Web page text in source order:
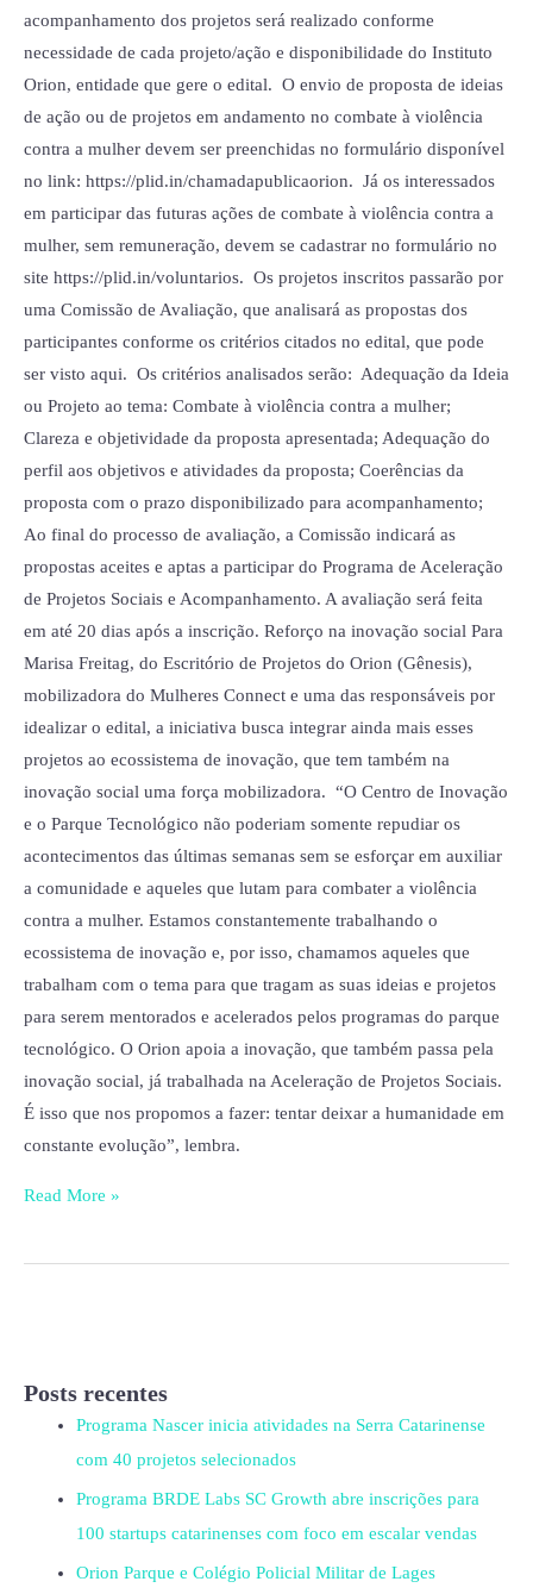
acompanhamento dos projetos será realizado conforme
necessidade de cada projeto/ação e disponibilidade do Instituto
Orion, entidade que gere o edital. O envio de proposta de ideias
de ação ou de projetos em andamento no combate à violência
contra a mulher devem ser preenchidas no formulário disponível
no link: https://plid.in/chamadapublicaorion. Já os interessados
em participar das futuras ações de combate à violência contra a
mulher, sem remuneração, devem se cadastrar no formulário no
site https://plid.in/voluntarios. Os projetos inscritos passarão por
uma Comissão de Avaliação, que analisará as propostas dos
participantes conforme os critérios citados no edital, que pode
ser visto aqui. Os critérios analisados serão: Adequação da Ideia
ou Projeto ao tema: Combate à violência contra a mulher;
Clareza e objetividade da proposta apresentada; Adequação do
perfil aos objetivos e atividades da proposta; Coerências da
proposta com o prazo disponibilizado para acompanhamento;
Ao final do processo de avaliação, a Comissão indicará as
propostas aceites e aptas a participar do Programa de Aceleração
de Projetos Sociais e Acompanhamento. A avaliação será feita
em até 20 dias após a inscrição. Reforço na inovação social Para
Marisa Freitag, do Escritório de Projetos do Orion (Gênesis),
mobilizadora do Mulheres Connect e uma das responsáveis por
idealizar o edital, a iniciativa busca integrar ainda mais esses
projetos ao ecossistema de inovação, que tem também na
inovação social uma força mobilizadora. “O Centro de Inovação
e o Parque Tecnológico não poderiam somente repudiar os
acontecimentos das últimas semanas sem se esforçar em auxiliar
a comunidade e aqueles que lutam para combater a violência
contra a mulher. Estamos constantemente trabalhando o
ecossistema de inovação e, por isso, chamamos aqueles que
trabalham com o tema para que tragam as suas ideias e projetos
para serem mentorados e acelerados pelos programas do parque
tecnológico. O Orion apoia a inovação, que também passa pela
inovação social, já trabalhada na Aceleração de Projetos Sociais.
É isso que nos propomos a fazer: tentar deixar a humanidade em
constante evolução”, lembra.
Read More »
Posts recentes
Programa Nascer inicia atividades na Serra Catarinense
com 40 projetos selecionados
Programa BRDE Labs SC Growth abre inscrições para
100 startups catarinenses com foco em escalar vendas
Orion Parque e Colégio Policial Militar de Lages